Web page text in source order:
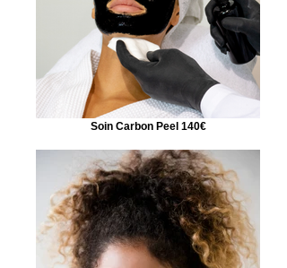
Soin Carbon Peel 140€